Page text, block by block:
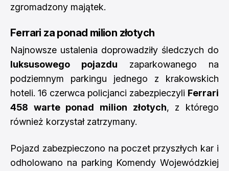
zgromadzony majątek.
Ferrari za ponad milion złotych
Najnowsze ustalenia doprowadziły śledczych do
luksusowego pojazdu zaparkowanego na
podziemnym parkingu jednego z krakowskich
hoteli. 16 czerwca policjanci zabezpieczyli Ferrari
458 warte ponad milion złotych, z którego
również korzystał zatrzymany.
Pojazd zabezpieczono na poczet przyszłych kar i
odholowano na parking Komendy Wojewódzkiej